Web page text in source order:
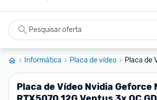
Informática Placa de vídeo Placa de
Placa de Vídeo Nvidia Geforce